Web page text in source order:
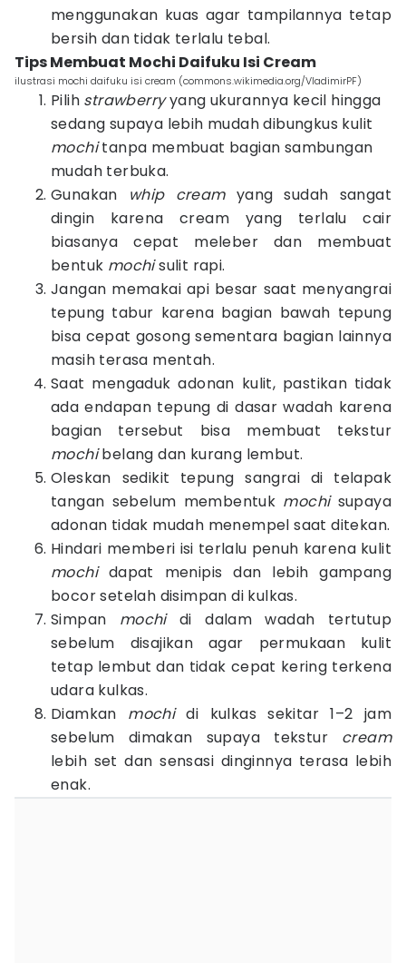
menggunakan kuas agar tampilannya tetap
bersih dan tidak terlalu tebal.
Tips Membuat Mochi Daifuku Isi Cream
ilustrasi mochi daifuku isi cream (commons.wikimedia.org/VladimirPF)
Pilih strawberryyang ukurannya kecil hingga
sedang supaya lebih mudah dibungkus kulit
mochitanpa membuat bagian sambungan
mudah terbuka.
Gunakan whip creamyang sudah sangat
dingin karena cream yang terlalu cair
biasanya cepat meleber dan membuat
bentuk mochisulit rapi.
Jangan memakai api besar saat menyangrai
tepung tabur karena bagian bawah tepung
bisa cepat gosong sementara bagian lainnya
masih terasa mentah.
Saat mengaduk adonan kulit, pastikan tidak
ada endapan tepung di dasar wadah karena
bagian tersebut bisa membuat tekstur
mochibelang dan kurang lembut.
Oleskan sedikit tepung sangrai di telapak
tangan sebelum membentuk mochisupaya
adonan tidak mudah menempel saat ditekan.
Hindari memberi isi terlalu penuh karena kulit
mochi dapat menipis dan lebih gampang
bocor setelah disimpan di kulkas.
Simpan mochidi dalam wadah tertutup
sebelum disajikan agar permukaan kulit
tetap lembut dan tidak cepat kering terkena
udara kulkas.
Diamkan mochidi kulkas sekitar 1–2 jam
sebelum dimakan supaya tekstur cream
lebih set dan sensasi dinginnya terasa lebih
enak.